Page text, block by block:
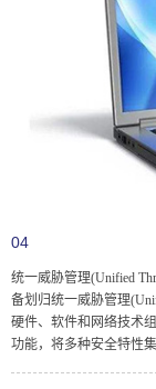
04
统一威胁管理(Unified
备划归统一威胁管理
硬件、软件和网络技术
功能，将多种安全特性